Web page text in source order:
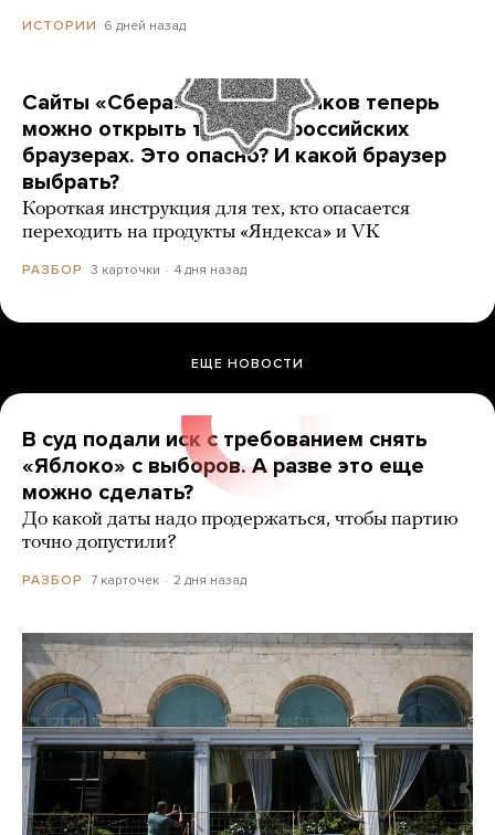
ИСТОРИИ 6 дней назад
Сайты «Сбера» и других банков теперь
можно открыть только в российских
браузерах. Это опасно? И какой браузер
выбрать?
Короткая инструкция для тех, кто опасается
переходить на продукты «Яндекса» и VK
РАЗБОР 3 карточки 4 дня назад
ЕЩЕ НОВОСТИ
В суд подали иск с требованием снять
«Яблоко» с выборов. А разве это еще
можно сделать?
До какой даты надо продержаться, чтобы партию
точно допустили?
РАЗБОР 7 карточек 2 дня назад